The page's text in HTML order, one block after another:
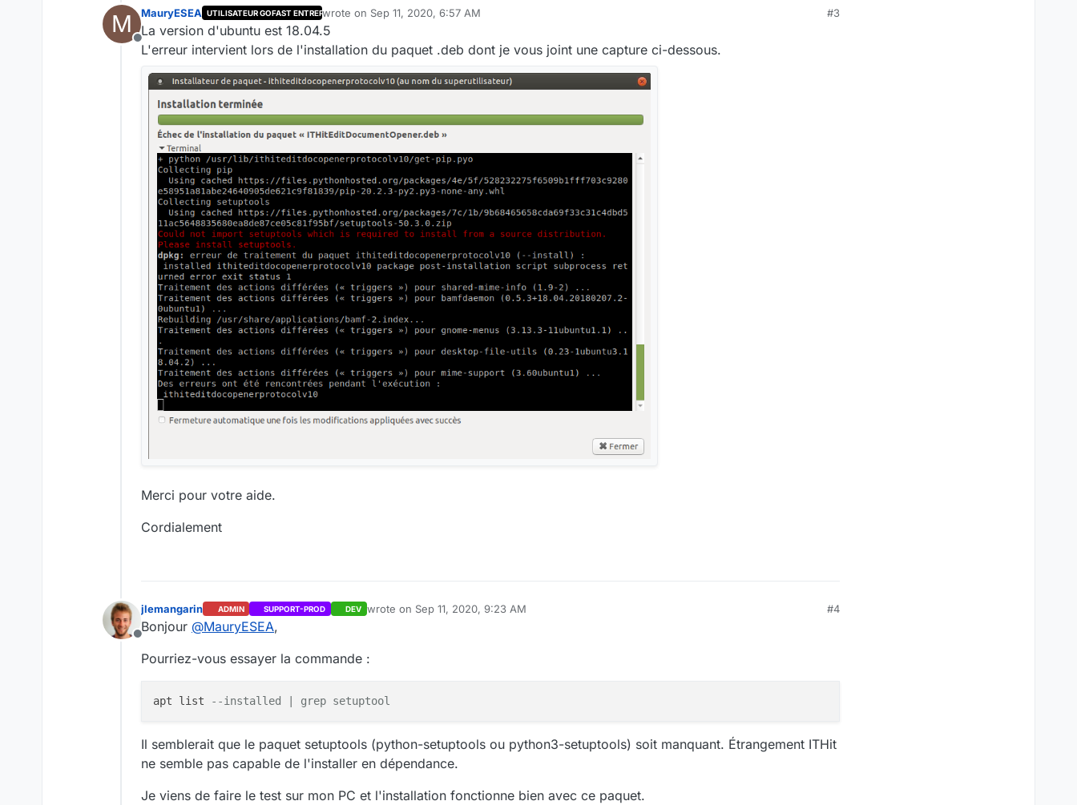
M
Offline
MauryESEA UTILISATEUR GOFAST ENTREPRISEwrote on Sep 11, 2020, 6:57 AM
last edited by
#3
La version d'ubuntu est 18.04.5
L'erreur intervient lors de l'installation du paquet .deb dont je vous joint une capture ci-dessous.
Merci pour votre aide.
Cordialement
Offline
jlemangarin ADMIN SUPPORT-PROD DEV wrote on Sep 11, 2020, 9:23 AM
last edited by
#4
Bonjour @MauryESEA,
Pourriez-vous essayer la commande :
apt list --installed | grep setuptool
Il semblerait que le paquet setuptools (python-setuptools ou python3-setuptools) soit manquant. Étrangement ITHit
ne semble pas capable de l'installer en dépendance.
Je viens de faire le test sur mon PC et l'installation fonctionne bien avec ce paquet.